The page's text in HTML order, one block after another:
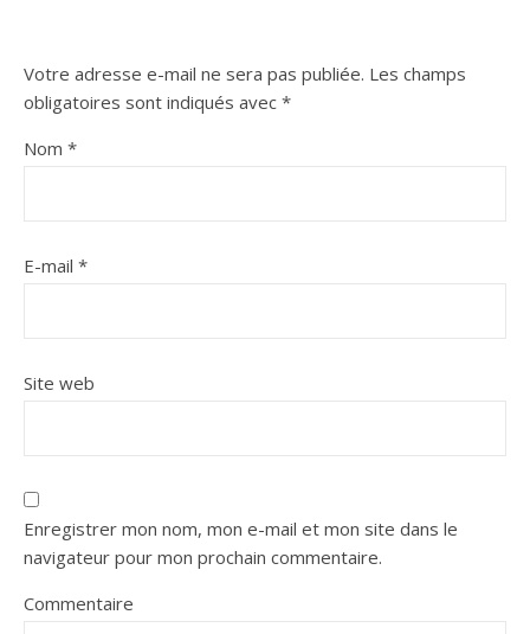
Votre adresse e-mail ne sera pas publiée. Les champs
obligatoires sont indiqués avec *
Nom *
E-mail *
Site web
Enregistrer mon nom, mon e-mail et mon site dans le
navigateur pour mon prochain commentaire.
Commentaire